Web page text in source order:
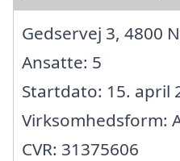
Gedservej 3, 4800
Ansatte: 5
Startdato: 15. april
Virksomhedsform:
CVR: 31375606